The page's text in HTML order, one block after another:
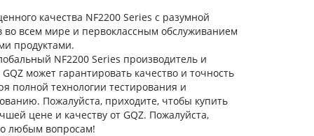
качества NF2200 Series с разумной
во всем мире и первоклассным обслуживанием
продуктами.
NF2200 Series производитель и
может гарантировать качество и точность
полной технологии тестирования и
Пожалуйста, приходите, чтобы купить
цене и качеству от GQZ. Пожалуйста,
любым вопросам!